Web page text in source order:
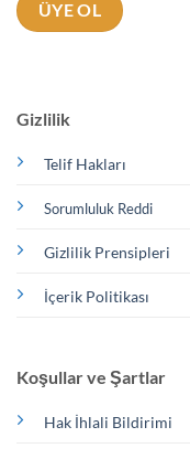
Gizlilik
Telif Hakları
Sorumluluk Reddi
Gizlilik Prensipleri
İçerik Politikası
Koşullar ve Şartlar
Hak İhlali Bildirimi